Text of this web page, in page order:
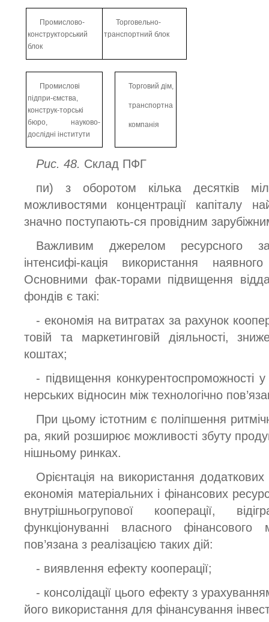
Промислово-
конструкторський
блок
Торговельно-
транспортний блок
Промислові
підпри-ємства,
конструк-торські
бюро, науково-
дослідні інститути
Торговий дім,
транспортна
компанія
Рис. 48. Склад ПФГ
пи) з оборотом кілька десятків
можливостями концентрації капіталу
значно поступають-ся провідним
Важливим джерелом ресурсного
інтенсифі-кація використання
Основними фак-торами підвищення
фондів є такі:
- економія на витратах за рахунок
товій та маркетинговій діяльності,
коштах;
- підвищення конкурентоспроможності у
нерських відносин між технологічно
При цьому істотним є поліпшення
ра, який розширює можливості збуту
нішньому ринках.
Орієнтація на використання
економія матеріальних і фінансових
внутрішньогрупової кооперації,
функціонуванні власного
пов’язана з реалізацією таких дій:
- виявлення ефекту кооперації;
- консолідації цього ефекту з
його використання для фінансування